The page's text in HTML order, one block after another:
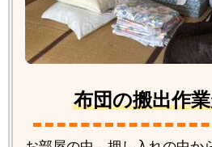
布団の搬出作